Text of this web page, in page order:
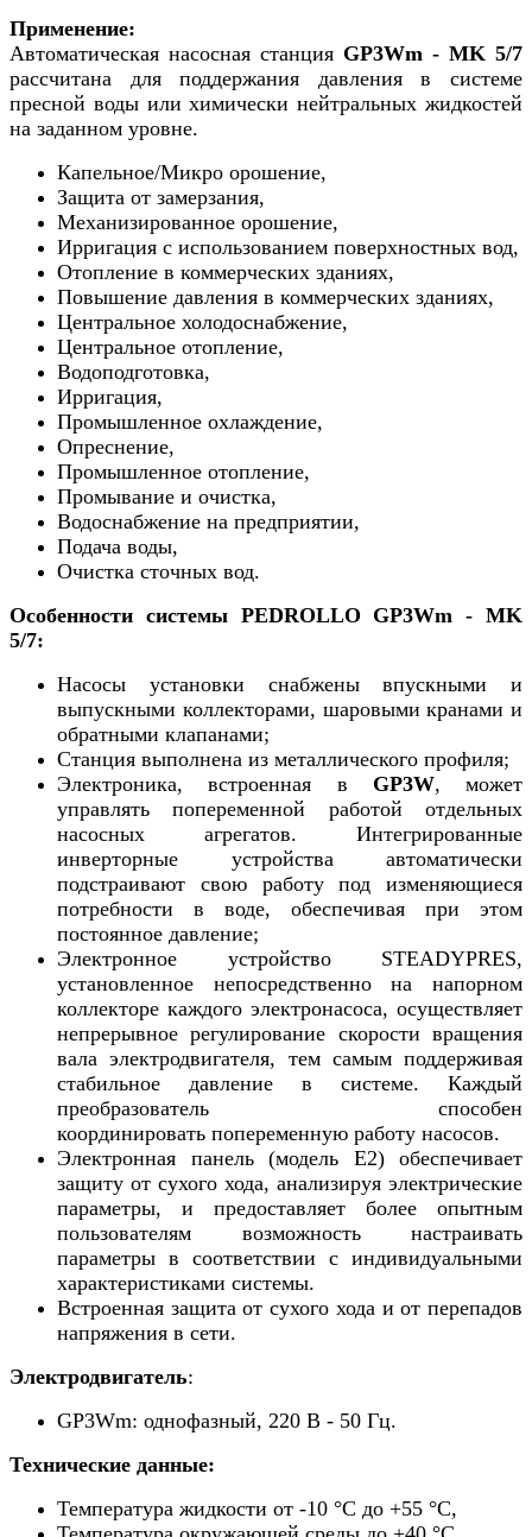
Применение:
Автоматическая насосная станция GP3Wm - MK 5/7
рассчитана для поддержания давления в системе
пресной воды или химически нейтральных жидкостей
на заданном уровне.
Капельное/Микро орошение,
Защита от замерзания,
Механизированное орошение,
Ирригация с использованием поверхностных вод,
Отопление в коммерческих зданиях,
Повышение давления в коммерческих зданиях,
Центральное холодоснабжение,
Центральное отопление,
Водоподготовка,
Ирригация,
Промышленное охлаждение,
Опреснение,
Промышленное отопление,
Промывание и очистка,
Водоснабжение на предприятии,
Подача воды,
Очистка сточных вод.
Особенности системы PEDROLLO GP3Wm - MK
5/7:
Насосы установки снабжены впускными и
выпускными коллекторами, шаровыми кранами и
обратными клапанами;
Станция выполнена из металлического профиля;
Электроника, встроенная в GP3W, может
управлять попеременной работой отдельных
насосных агрегатов. Интегрированные
инверторные устройства автоматически
подстраивают свою работу под изменяющиеся
потребности в воде, обеспечивая при этом
постоянное давление;
Электронное устройство STEADYPRES,
установленное непосредственно на напорном
коллекторе каждого электронасоса, осуществляет
непрерывное регулирование скорости вращения
вала электродвигателя, тем самым поддерживая
стабильное давление в системе. Каждый
преобразователь способен
координировать попеременную работу насосов.
Электронная панель (модель E2) обеспечивает
защиту от сухого хода, анализируя электрические
параметры, и предоставляет более опытным
пользователям возможность настраивать
параметры в соответствии с индивидуальными
характеристиками системы.
Встроенная защита от сухого хода и от перепадов
напряжения в сети.
Электродвигатель:
GP3Wm: однофазный, 220 В - 50 Гц.
Технические данные:
Температура жидкости от -10 °C до +55 °C,